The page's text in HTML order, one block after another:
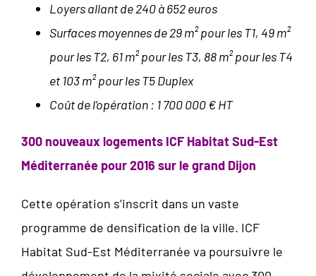
Loyers allant de 240 à 652 euros
Surfaces moyennes de 29 m² pour les T1, 49 m²
pour les T2, 61 m² pour les T3, 88 m² pour les T4
et 103 m² pour les T5 Duplex
Coût de l’opération : 1 700 000€ HT
300 nouveaux logements ICF Habitat Sud-Est
Méditerranée pour 2016 sur le grand Dijon
Cette opération s’inscrit dans un vaste
programme de densification de la ville. ICF
Habitat Sud-Est Méditerranée va poursuivre le